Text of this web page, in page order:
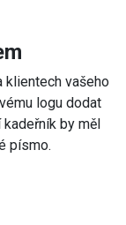
vašeho
logu dodat
by měl
písmo.